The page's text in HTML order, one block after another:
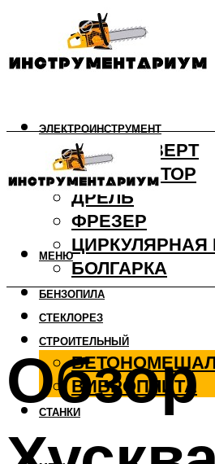
ЭЛЕКТРОИНСТРУМЕНТ
ШУРУПОВЕРТ
ПЕРФОРАТОР
ДРЕЛЬ
ФРЕЗЕР
ЦИРКУЛЯРНАЯ
БОЛГАРКА
БЕНЗОПИЛА
СТЕКЛОРЕЗ
СТРОИТЕЛЬНЫЙ
ВИБРОПЛИТА
СТАНКИ
МЕНЮ